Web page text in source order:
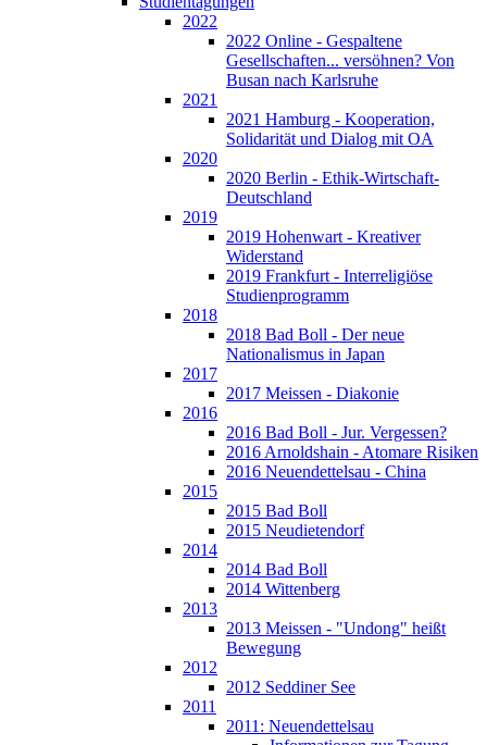
2022
2022 Online - Gespaltene
Gesellschaften... versöhnen? Von
Busan nach Karlsruhe
2021
2021 Hamburg - Kooperation,
Solidarität und Dialog mit OA
2020
2020 Berlin - Ethik-Wirtschaft-
Deutschland
2019
2019 Hohenwart - Kreativer
Widerstand
2019 Frankfurt - Interreligiöse
Studienprogramm
2018
2018 Bad Boll - Der neue
Nationalismus in Japan
2017
2017 Meissen - Diakonie
2016
2016 Bad Boll - Jur. Vergessen?
2016 Arnoldshain - Atomare Risiken
2016 Neuendettelsau - China
2015
2015 Bad Boll
2015 Neudietendorf
2014
2014 Bad Boll
2014 Wittenberg
2013
2013 Meissen - "Undong" heißt
Bewegung
2012
2012 Seddiner See
2011
2011: Neuendettelsau